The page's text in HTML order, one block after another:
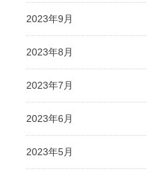
2023年9月
2023年8月
2023年7月
2023年6月
2023年5月